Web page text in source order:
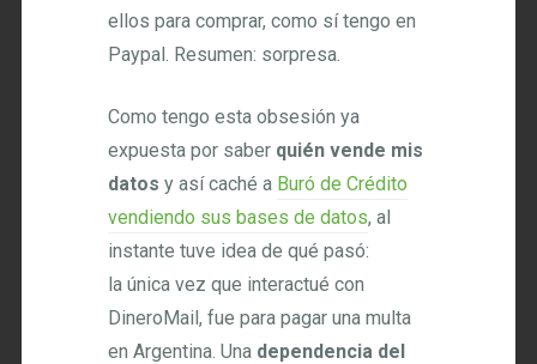
ellos para comprar, como sí tengo en
Paypal. Resumen: sorpresa.
Como tengo esta obsesión ya
expuesta por saber quién vende mis
datos y así caché a Buró de Crédito
vendiendo sus bases de datos, al
instante tuve idea de qué pasó:
la única vez que interactué con
DineroMail, fue para pagar una multa
en Argentina. Una dependencia del